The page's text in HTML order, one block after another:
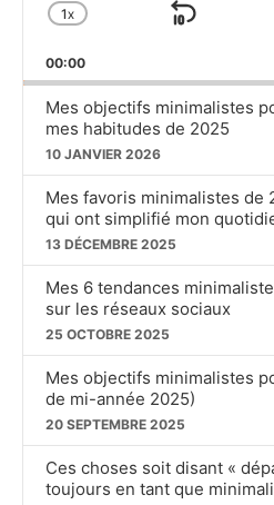
CHANGE
RATE
1X
SKIP
00:00
Mes objectifs minimalistes
mes habitudes de 2025
10 JANVIER 2026
Mes favoris minimalistes de
qui ont simplifié mon
13 DÉCEMBRE 2025
Mes 6 tendances
sur les réseaux sociaux
25 OCTOBRE 2025
Mes objectifs minimalistes
de mi-année 2025)
20 SEPTEMBRE 2025
Ces choses soit disant «
toujours en tant que